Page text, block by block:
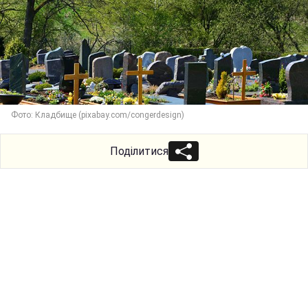
Фото: Кладбище (pixabay.com/congerdesign)
Поділитися